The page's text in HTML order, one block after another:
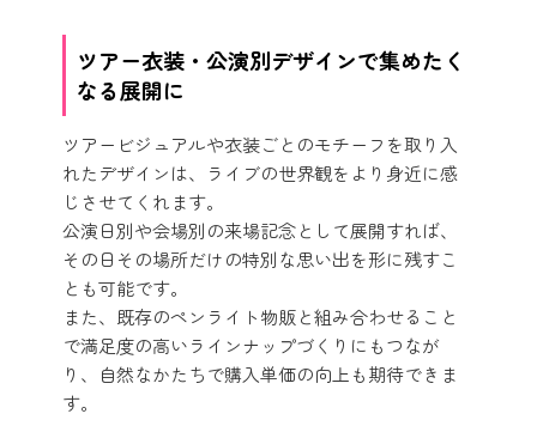
ツアー衣装・公演別デザインで集めたく
なる展開に
ツアービジュアルや衣装ごとのモチーフを取り入
れたデザインは、ライブの世界観をより身近に感
じさせてくれます。
公演日別や会場別の来場記念として展開すれば、
その日その場所だけの特別な思い出を形に残すこ
とも可能です。
また、既存のペンライト物販と組み合わせること
で満足度の高いラインナップづくりにもつなが
り、自然なかたちで購入単価の向上も期待できま
す。